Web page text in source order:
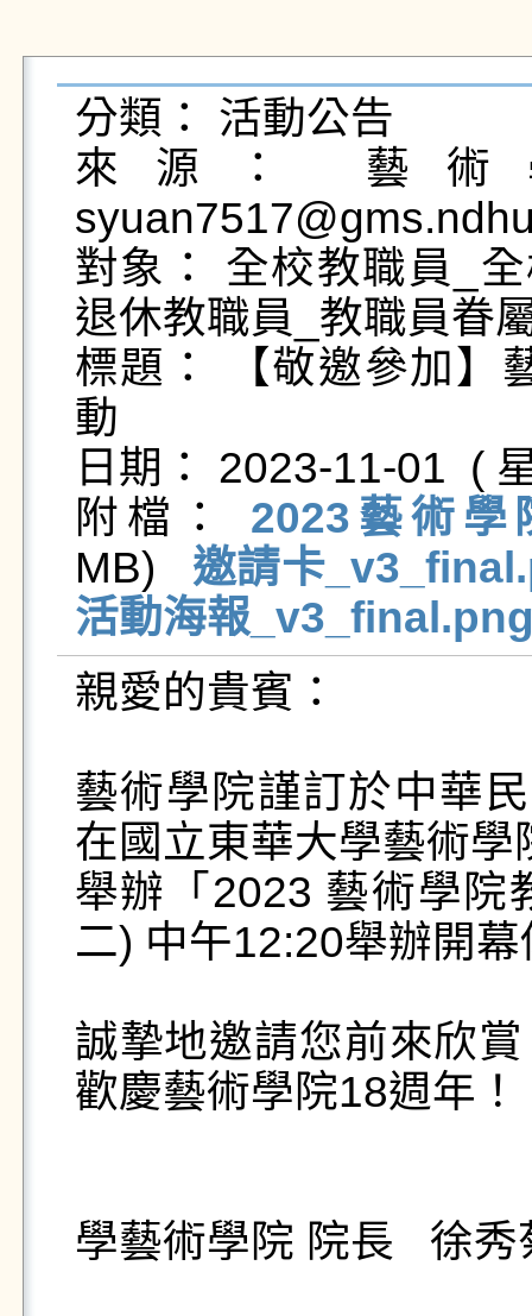
分類： 活動公告
來源： 藝
對象： 全校教職員_
退休教職員_教職員眷
標題： 【敬邀參加】
動
日期： 2023-11-01  (
附檔： 2023藝術學
MB) 邀請卡
活動海報
親愛的貴賓：
藝術學院謹訂於中華
在國立東華大學藝術學
舉辦「2023 藝術學院
二) 中午12:20舉辦開
誠摯地邀請您前來欣
歡慶藝術學院18週年！
學藝術學院 院長   徐秀